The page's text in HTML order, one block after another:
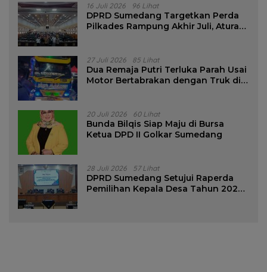
16 Juli 2026 96 Lihat
DPRD Sumedang Targetkan Perda
Pilkades Rampung Akhir Juli, Aturan
27 Juli 2026 85 Lihat
Dua Remaja Putri Terluka Parah Usai
Motor Bertabrakan dengan Truk di
20 Juli 2026 60 Lihat
Bunda Bilqis Siap Maju di Bursa
Ketua DPD II Golkar Sumedang
28 Juli 2026 57 Lihat
DPRD Sumedang Setujui Raperda
Pemilihan Kepala Desa Tahun 2026